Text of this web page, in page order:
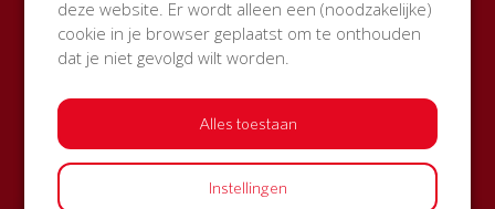
straat?
Zamel met je buren geld in voor een AED + buitenkast
deze website. Er wordt alleen een (noodzakelijke)
cookie in je browser geplaatst om te onthouden
dat je niet gevolgd wilt worden.
Alles toestaan
Instellingen